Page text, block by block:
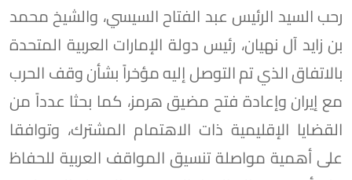
رحب السيد الرئيس عبد الفتاح السيسي، والشيخ محمد
بن زايد آل نهيان، رئيس دولة الإمارات العربية المتحدة
بالاتفاق الذي تم التوصل إليه مؤخراً بشأن وقف الحرب
مع إيران وإعادة فتح مضيق هرمز، كما بحثا عدداً من
القضايا الإقليمية ذات الاهتمام المشترك، وتوافقا
على أهمية مواصلة تنسيق المواقف العربية للحفاظ